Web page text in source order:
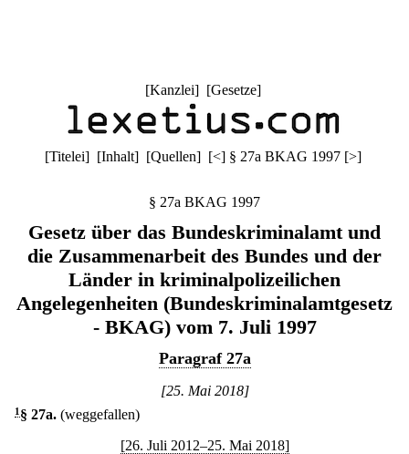
[Kanzlei] [Gesetze]
[Titelei] [Inhalt] [Quellen] [<] § 27a BKAG 1997 [>]
§ 27a BKAG 1997
Gesetz über das Bundeskriminalamt und
die Zusammenarbeit des Bundes und der
Länder in kriminalpolizeilichen
Angelegenheiten (Bundeskriminalamtgesetz
- BKAG) vom 7. Juli 1997
Paragraf 27a
[25. Mai 2018]
1 § 27a. (weggefallen)
[26. Juli 2012–25. Mai 2018]